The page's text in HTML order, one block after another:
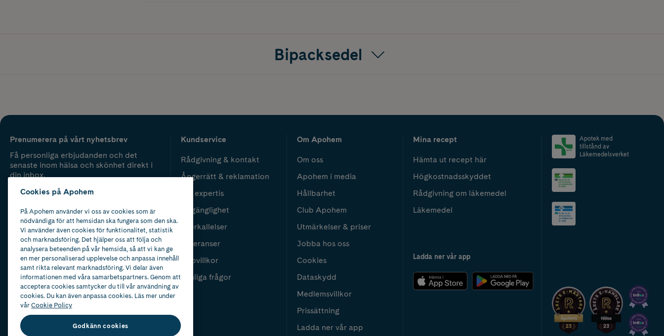
Bipacksedel
Prenumerera på vårt nyhetsbrev
Få personliga erbjudanden och det
senaste inom hälsa och skönhet direkt i
din inbox.
Kundservice
Rådgivning & kontakt
Ångerrätt & reklamation
Vår expertis
Tillgänglighet
Återkallelser
Leveranser
Köpvillkor
Vanliga frågor
Om Apohem
Om oss
Apohem i media
Hållbarhet
Club Apohem
Utmärkelser & priser
Jobba hos oss
Cookies
Dataskydd
Medlemsvillkor
Prissättning
Ladda ner vår app
Mina recept
Hämta ut recept här
Högkostnadsskyddet
Rådgivning om läkemedel
Läkemedel
Ladda ner vår app
Apotek med
tillstånd av
Läkemedelsverket
2024
Cookies på Apohem
På Apohem använder vi oss av cookies som är
nödvändiga för att hemsidan ska fungera som den ska.
Vi använder även cookies för funktionalitet, statistik
och marknadsföring. Det hjälper oss att följa och
analysera beteenden på vår hemsida, så att vi kan ge
en mer personaliserad upplevelse och anpassa innehåll
samt rikta relevant marknadsföring. Vi delar även
informationen med våra samarbetspartners. Genom att
acceptera cookies samtycker du till vår användning av
cookies. Du kan även anpassa cookies. Läs mer under
vårCookie Policy
Godkänn cookies